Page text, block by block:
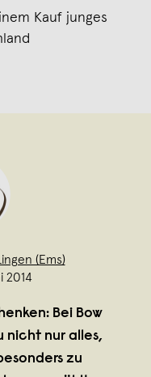
Kauf junges
Lingen (Ems)
2014
Bei Bow
nicht nur alles,
zu